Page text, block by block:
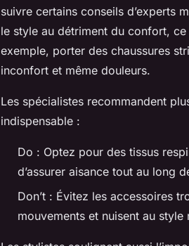
suivre certains conseils d’experts
le style au détriment du confort,
exemple, porter des chaussures
inconfort et même douleurs.
Les spécialistes recommandent
indispensable :
Do : Optez pour des tissus
d’assurer aisance tout au long
Don’t : Évitez les accessoires
mouvements et nuisent au style